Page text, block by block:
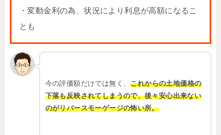
・変動金利の為、状況により利息が高額になるこ
とも
今の評価額だけでは無く、これからの土地価格の
下落も反映されてしまうので、後々安心出来ない
のがリバースモーゲージの怖い所。